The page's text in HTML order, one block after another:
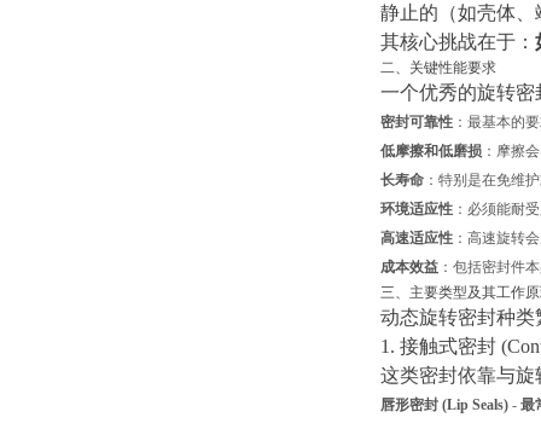
静止的（如壳体
其核心挑战在于：
二、关键性能要求
一个优秀的旋转密
密封可靠性 ：最基本的
低摩擦和低磨损 ：摩擦
长寿命 ：特别是在免维
环境适应性 ：必须能耐
高速适应性 ：高速旋转
成本效益 ：包括密封件
三、主要类型及其工作
动态旋转密封种
1. 接触式密封
这类密封依靠与
唇形密封 (Lip Seals) - 最